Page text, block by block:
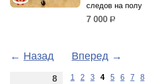
следов на полу
7 000 р.
← Назад Вперед →
8 1 2 3 4 5 6 7 8